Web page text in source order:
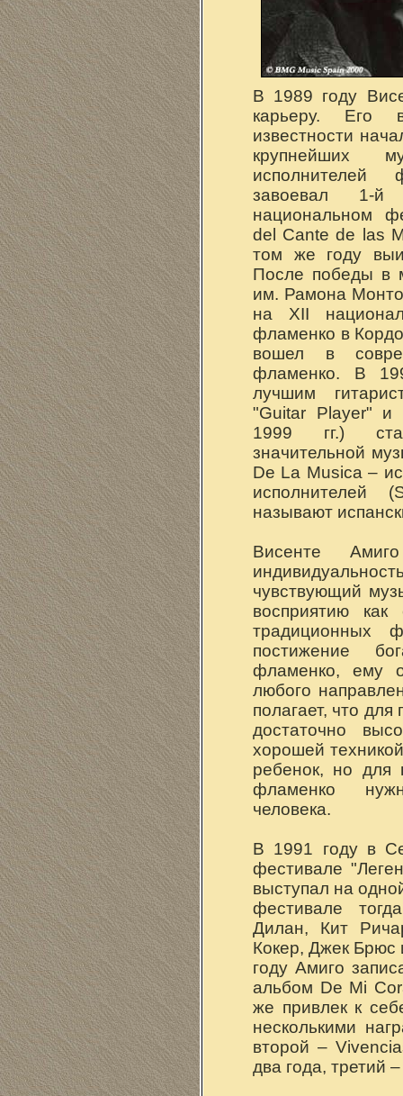
В 1989 году
карьеру. Его
известности
крупнейших
завоевал 1-
национальном
del Cante de las
том же году
После победы в
им. Рамона
на XII
фламенко в
вошел в
фламенко. В
лучшим
"Guitar Player"
1999 гг.)
значительной
De La Musica –
исполнителей
называют
Висенте
чувствующий
восприятию
традиционных
постижение
фламенко, ему
любого
полагает, что
достаточно
хорошей
ребенок, но для
фламенко
человека.
В 1991 году в
фестивале
выступал на
фестивале
Дилан, Кит
Кокер, Джек
году Амиго
альбом De Mi
же привлек к
несколькими
второй –
два года, третий